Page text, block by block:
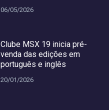
06/05/2026
Clube MSX 19 inicia pré-
venda das edições em
português e inglês
20/01/2026